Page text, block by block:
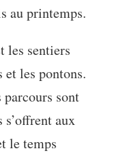
au printemps.
les sentiers
et les pontons.
parcours sont
aux
le temps